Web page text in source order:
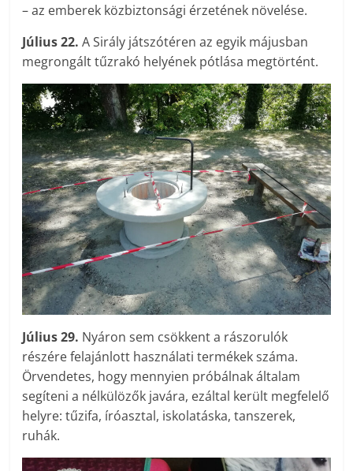
– az emberek közbiztonsági érzetének növelése.
Július 22.A Sirály játszótéren az egyik májusban
megrongált tűzrakó helyének pótlása megtörtént.
Július 29. Nyáron sem csökkent a rászorulók
részére felajánlott használati termékek száma.
Örvendetes, hogy mennyien próbálnak általam
segíteni a nélkülözők javára, ezáltal került megfelelő
helyre: tűzifa, íróasztal, iskolatáska, tanszerek,
ruhák.